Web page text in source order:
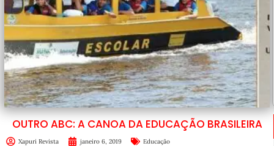
OUTRO ABC: A CANOA DA EDUCAÇÃO BRASILEIRA
Xapuri Revista janeiro 6, 2019 Educação